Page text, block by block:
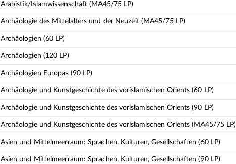
Arabistik/Islamwissenschaft (MA45/75 LP)
Archäologie des Mittelalters und der Neuzeit (MA45/75 LP)
Archäologien (60 LP)
Archäologien (120 LP)
Archäologien Europas (90 LP)
Archäologie und Kunstgeschichte des vorislamischen Orients (60 LP)
Archäologie und Kunstgeschichte des vorislamischen Orients (90 LP)
Archäologie und Kunstgeschichte des vorislamischen Orients (MA45/75 LP)
Asien und Mittelmeerraum: Sprachen, Kulturen, Gesellschaften (60 LP)
Asien und Mittelmeerraum: Sprachen, Kulturen, Gesellschaften (90 LP)